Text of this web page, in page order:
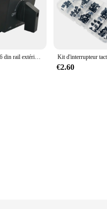
WSISO-100 IP66 din rail extérieur 1500V 32A 63A 80A 100A 4P SOLAIRE long DC ISOLATEUR sectionneur interrupteur partie intérieure
€2.60